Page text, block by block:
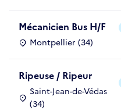
Mécanicien Bus H/F
Montpellier (34)
Ripeuse / Ripeur
Saint-Jean-de-Védas
(34)